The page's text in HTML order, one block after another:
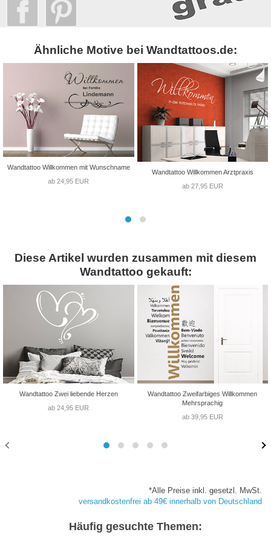
Ähnliche Motive bei Wandtattoos.de:
Wandtattoo Willkommen mit Wunschname
ab 24,95 EUR
Wandtattoo Willkommen Arztpraxis
ab 27,95 EUR
Diese Artikel wurden zusammen mit diesem
Wandtattoo gekauft:
Wandtattoo Zwei liebende Herzen
ab 24,95 EUR
Wandtattoo Zweifarbiges Willkommen
Mehrsprachig
ab 39,95 EUR
*Alle Preise inkl. gesetzl. MwSt.
versandkostenfrei ab 49€ innerhalb von Deutschland
Häufig gesuchte Themen: